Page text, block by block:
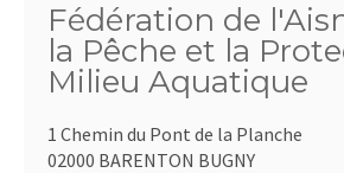
Fédération de
la Pêche et la
Milieu Aquatique
1 Chemin du Pont de la Planche
02000 BARENTON BUGNY